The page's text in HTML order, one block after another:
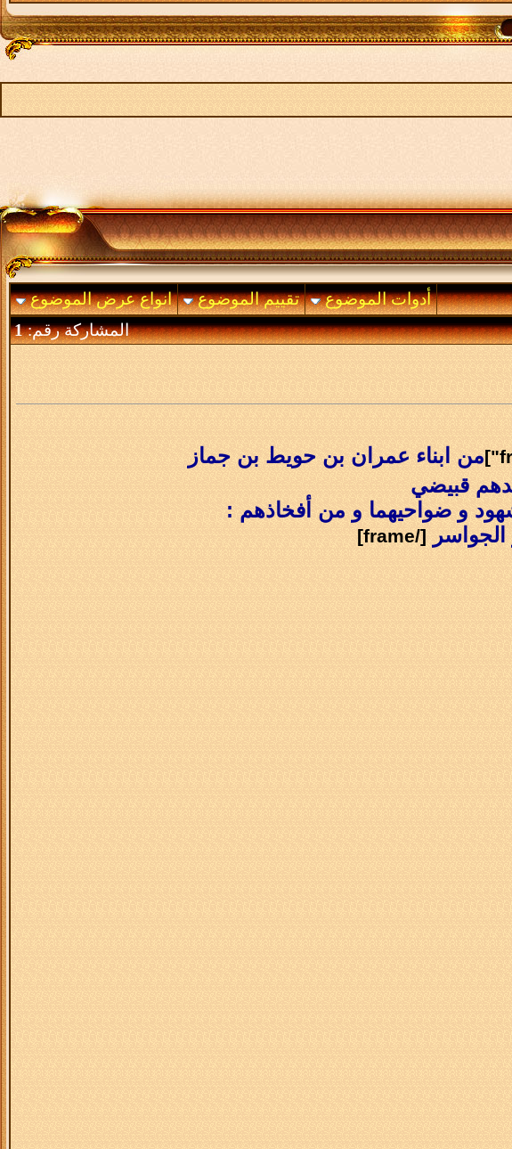
أدوات الموضوع تقييم الموضوع
انواع عرض الموضوع
المشاركة رقم:1
من ابناء عمران بن حويط بن جماز
قبيضي
و ضواحيهما و من أفخاذهم :
الجواسر
[/frame]